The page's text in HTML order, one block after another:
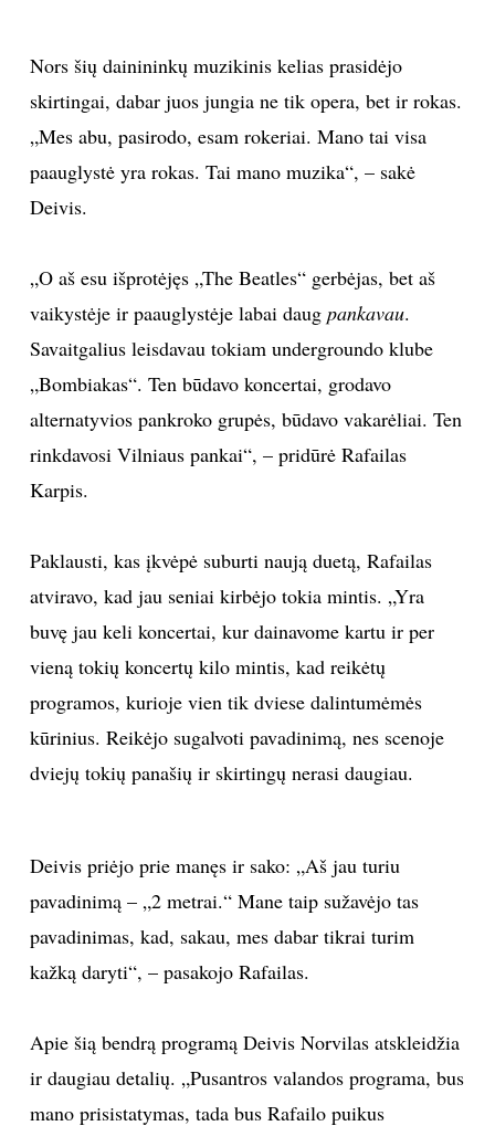
PRIVATUMO POLITIKA
PRENUMERUOK
NAUJIENLAIŠKĮ
Nors šių dainininkų muzikinis kelias prasidėjo
skirtingai, dabar juos jungia ne tik opera, bet ir rokas.
„Mes abu, pasirodo, esam rokeriai. Mano tai visa
paauglystė yra rokas. Tai mano muzika“, – sakė
Deivis.
„O aš esu išprotėjęs „The Beatles“ gerbėjas, bet aš
vaikystėje ir paauglystėje labai daug pankavau.
Savaitgalius leisdavau tokiam undergroundo klube
„Bombiakas“. Ten būdavo koncertai, grodavo
alternatyvios pankroko grupės, būdavo vakarėliai. Ten
rinkdavosi Vilniaus pankai“, – pridūrė Rafailas
Karpis.
Paklausti, kas įkvėpė suburti naują duetą, Rafailas
atviravo, kad jau seniai kirbėjo tokia mintis. „Yra
buvę jau keli koncertai, kur dainavome kartu ir per
vieną tokių koncertų kilo mintis, kad reikėtų
programos, kurioje vien tik dviese dalintumėmės
kūrinius. Reikėjo sugalvoti pavadinimą, nes scenoje
dviejų tokių panašių ir skirtingų nerasi daugiau.
Deivis priėjo prie manęs ir sako: „Aš jau turiu
pavadinimą – „2 metrai.“ Mane taip sužavėjo tas
pavadinimas, kad, sakau, mes dabar tikrai turim
kažką daryti“, – pasakojo Rafailas.
Apie šią bendrą programą Deivis Norvilas atskleidžia
ir daugiau detalių. „Pusantros valandos programa, bus
mano prisistatymas, tada bus Rafailo puikus